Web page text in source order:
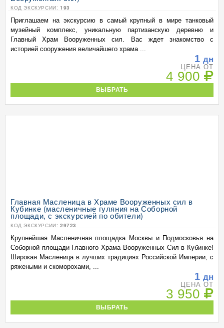
КОД ЭКСКУРСИИ: 193
Приглашаем на экскурсию в самый крупный в мире танковый
музейный комплекс, уникальную партизанскую деревню и
Главный Храм Вооруженных сил. Вас ждет знакомство с
историей сооружения величайшего храма ...
1 дн
ЦЕНА ОТ
4 900
ВЫБРАТЬ
Главная Масленица в Храме Вооруженных сил в
Кубинке (масленичные гуляния на Соборной
площади, с экскурсией по обители)
КОД ЭКСКУРСИИ: 29723
Крупнейшая Масленичная площадка Москвы и Подмосковья на
Соборной площади Главного Храма Вооруженных Сил в Кубинке!
Широкая Масленица в лучших традициях Российской Империи, с
ряжеными и скоморохами, ...
1 дн
ЦЕНА ОТ
3 950
ВЫБРАТЬ